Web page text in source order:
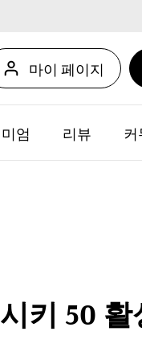
마이 페이지
엄 리뷰 커
키 50 활